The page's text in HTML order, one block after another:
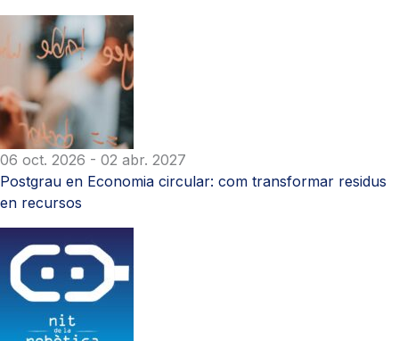
06 oct. 2026 - 02 abr. 2027
Postgrau en Economia circular: com transformar residus
en recursos